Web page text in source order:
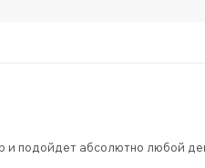
и подойдет абсолютно любой